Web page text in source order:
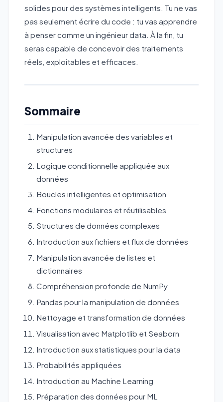
solides pour des systèmes intelligents. Tu ne vas
pas seulement écrire du code : tu vas apprendre
à penser comme un ingénieur data. À la fin, tu
seras capable de concevoir des traitements
réels, exploitables et efficaces.
Sommaire
Manipulation avancée des variables et
structures
Logique conditionnelle appliquée aux
données
Boucles intelligentes et optimisation
Fonctions modulaires et réutilisables
Structures de données complexes
Introduction aux fichiers et flux de données
Manipulation avancée de listes et
dictionnaires
Compréhension profonde de NumPy
Pandas pour la manipulation de données
Nettoyage et transformation de données
Visualisation avec Matplotlib et Seaborn
Introduction aux statistiques pour la data
Probabilités appliquées
Introduction au Machine Learning
Préparation des données pour ML